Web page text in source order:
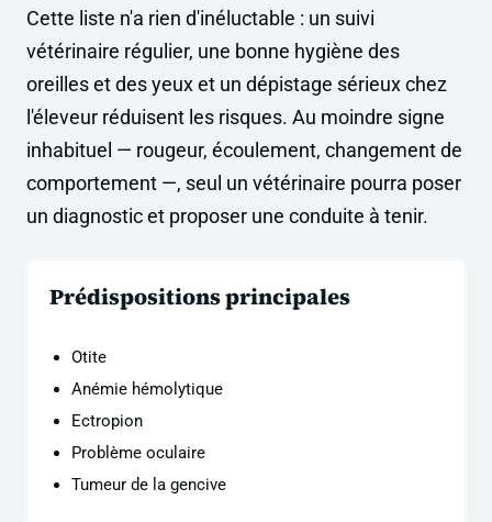
Cette liste n'a rien d'inéluctable : un suivi
vétérinaire régulier, une bonne hygiène des
oreilles et des yeux et un dépistage sérieux chez
l'éleveur réduisent les risques. Au moindre signe
inhabituel — rougeur, écoulement, changement de
comportement —, seul un vétérinaire pourra poser
un diagnostic et proposer une conduite à tenir.
Prédispositions principales
Otite
Anémie hémolytique
Ectropion
Problème oculaire
Tumeur de la gencive